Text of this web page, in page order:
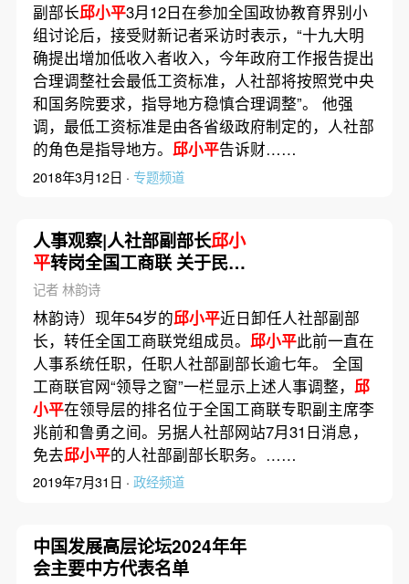
副部长邱小平3月12日在参加全国政协教育界别小
组讨论后，接受财新记者采访时表示，“十九大明
确提出增加低收入者收入，今年政府工作报告提出
合理调整社会最低工资标准，人社部将按照党中央
和国务院要求，指导地方稳慎合理调整”。 他强
调，最低工资标准是由各省级政府制定的，人社部
的角色是指导地方。 邱小平告诉财……
2018年3月12日 · 专题频道
人事观察|人社部副部长邱小
平转岗全国工商联 关于民企
讲话曾引关注
记者 林韵诗
林韵诗）现年54岁的邱小平近日卸任人社部副部
长，转任全国工商联党组成员。 邱小平此前一直在
人事系统任职，任职人社部副部长逾七年。 全国
工商联官网“领导之窗”一栏显示上述人事调整， 邱
小平在领导层的排名位于全国工商联专职副主席李
兆前和鲁勇之间。另据人社部网站7月31日消息，
免去邱小平的人社部副部长职务。……
2019年7月31日 · 政经频道
中国发展高层论坛2024年年
会主要中方代表名单